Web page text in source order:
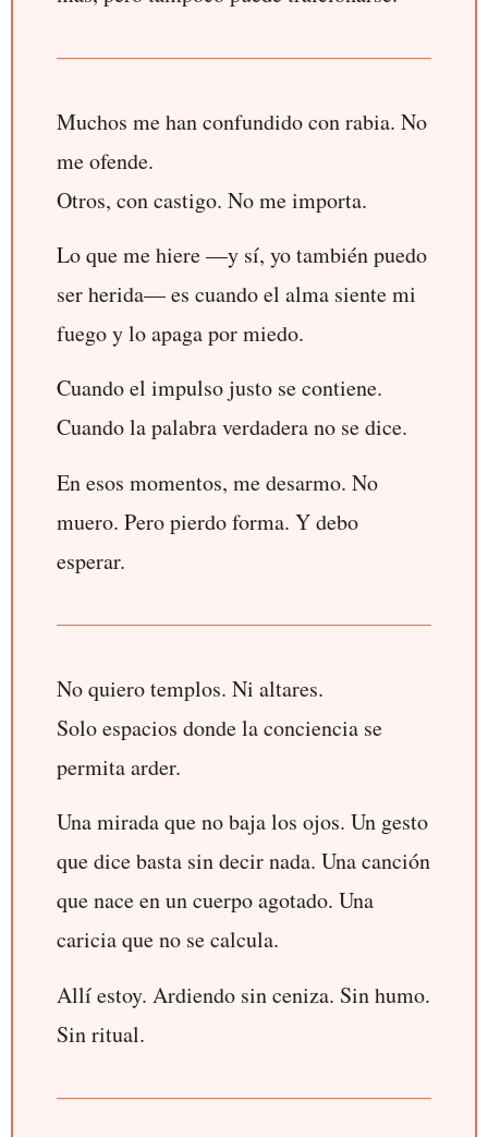
Muchos me han confundido con rabia. No
me ofende.
Otros, con castigo. No me importa.
Lo que me hiere —y sí, yo también puedo
ser herida— es cuando el alma siente mi
fuego y lo apaga por miedo.
Cuando el impulso justo se contiene.
Cuando la palabra verdadera no se dice.
En esos momentos, me desarmo. No
muero. Pero pierdo forma. Y debo
esperar.
No quiero templos. Ni altares.
Solo espacios donde la conciencia se
permita arder.
Una mirada que no baja los ojos. Un gesto
que dice basta sin decir nada. Una canción
que nace en un cuerpo agotado. Una
caricia que no se calcula.
Allí estoy. Ardiendo sin ceniza. Sin humo.
Sin ritual.